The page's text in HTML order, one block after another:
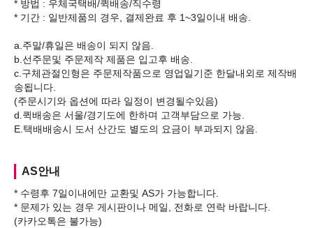
* 방법 : 우체국택배/퀵배송/직수령
* 기간 : 일반제품의 경우, 결제완료 후 1~3일이내 배송.
a.주말/휴일은 배송이 되지 않음.
b.선주문및 주문제작 제품은 입고후 배송.
c.구체관절인형은 주문제작품으로 영업일기준 한달내외로 제작배
송됩니다.
(주문시기와 옵션에 따라 일정이 변경될수있음)
d.퀵배송은 서울/경기도에 한하며 고객부담으로 가능.
AS안내
* 수령후 7일이내에만 교환및 AS가 가능합니다.
* 문제가 있는 경우 게시판이나 메일, 전화로 연락 바랍니다.
(카카오톡은 불가능)